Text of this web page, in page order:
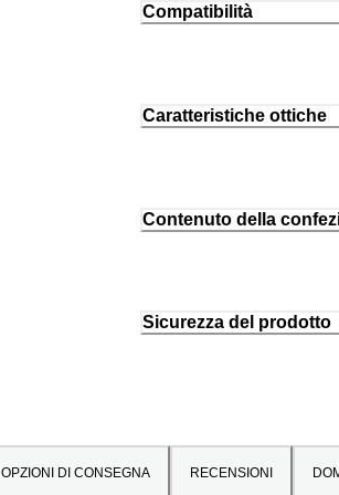
Compatibilità
Caratteristiche ottiche
Contenuto della
Sicurezza del prodotto
OPZIONI DI CONSEGNA RECENSIONI